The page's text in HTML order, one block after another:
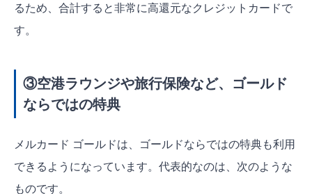
るため、合計すると非常に高還元なクレジットカードで
す。
③空港ラウンジや旅行保険など、ゴールド
ならではの特典
メルカード ゴールドは、ゴールドならではの特典も利用
できるようになっています。代表的なのは、次のような
ものです。